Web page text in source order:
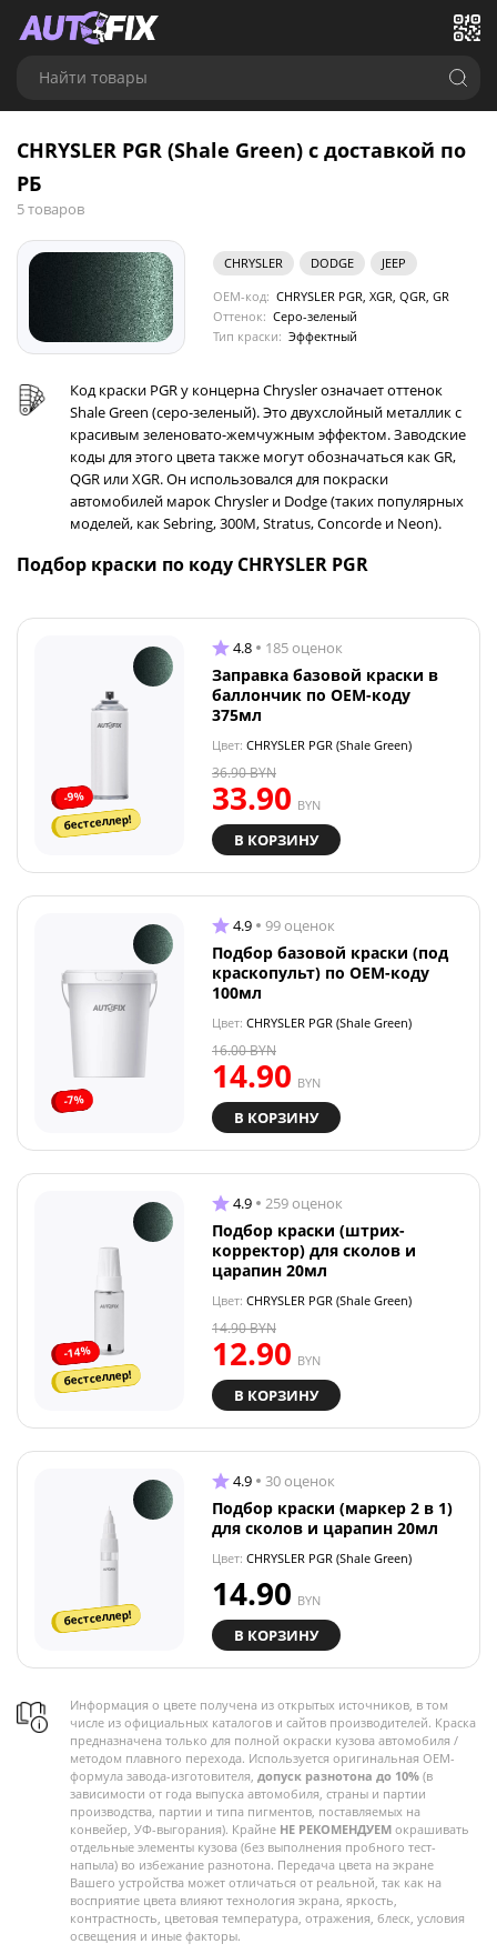
Найти товары
CHRYSLER PGR (Shale Green) с доставкой по
РБ
5 товаров
CHRYSLER DODGE
JEEP
OEM-код: CHRYSLER PGR, XGR, QGR, GR
Оттенок: Серо-зеленый
Тип краски: Эффектный
Код краски PGR у концерна Chrysler означает оттенок
Shale Green (серо-зеленый). Это двухслойный металлик с
красивым зеленовато-жемчужным эффектом. Заводские
коды для этого цвета также могут обозначаться как GR,
QGR или XGR. Он использовался для покраски
автомобилей марок Chrysler и Dodge (таких популярных
моделей, как Sebring, 300M, Stratus, Concorde и Neon).
Подбор краски по коду CHRYSLER PGR
-9%
бестселлер!
4.8 185 оценок
Заправка базовой краски в
баллончик по OEM-коду
375мл
Цвет: CHRYSLER PGR (Shale Green)
33.90 BYN
36.90BYN
В КОРЗИНУ
-7%
4.9 99 оценок
Подбор базовой краски (под
краскопульт) по OEM-коду
100мл
Цвет: CHRYSLER PGR (Shale Green)
14.90 BYN
16.00BYN
В КОРЗИНУ
-14%
бестселлер!
4.9 259 оценок
Подбор краски (штрих-
корректор) для сколов и
царапин 20мл
Цвет: CHRYSLER PGR (Shale Green)
12.90 BYN
14.90BYN
В КОРЗИНУ
бестселлер!
4.9 30 оценок
Подбор краски (маркер 2 в 1)
для сколов и царапин 20мл
Цвет: CHRYSLER PGR (Shale Green)
14.90 BYN
В КОРЗИНУ
Информация о цвете получена из открытых источников, в том
числе из официальных каталогов и сайтов производителей. Краска
предназначена только для полной окраски кузова автомобиля /
методом плавного перехода. Используется оригинальная OEM-
формула завода-изготовителя, допуск разнотона до 10% (в
зависимости от года выпуска автомобиля, страны и партии
производства, партии и типа пигментов, поставляемых на
конвейер, УФ-выгорания). Крайне НЕ РЕКОМЕНДУЕМ окрашивать
отдельные элементы кузова (без выполнения пробного тест-
напыла) во избежание разнотона. Передача цвета на экране
Вашего устройства может отличаться от реальной, так как на
восприятие цвета влияют технология экрана, яркость,
контрастность, цветовая температура, отражения, блеск, условия
освещения и иные факторы.